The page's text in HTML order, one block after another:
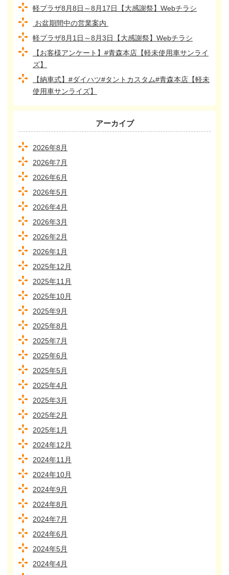
軽プラザ8月8日～8月17日【大感謝祭】Webチラシ
お盆期間中の営業案内
軽プラザ8月1日～8月3日【大感謝祭】Webチラシ
【お客様アンケート】#青森本店【軽未使用車サンライ
ズ】
【納車式】#ダイハツ#タントカスタム#青森本店【軽未
使用車サンライズ】
アーカイブ
2026年8月
2026年7月
2026年6月
2026年5月
2026年4月
2026年3月
2026年2月
2026年1月
2025年12月
2025年11月
2025年10月
2025年9月
2025年8月
2025年7月
2025年6月
2025年5月
2025年4月
2025年3月
2025年2月
2025年1月
2024年12月
2024年11月
2024年10月
2024年9月
2024年8月
2024年7月
2024年6月
2024年5月
2024年4月